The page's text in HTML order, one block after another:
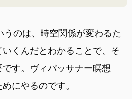
うのは、時空関係が変わるた
くんだとわかることで、そ
す。ヴィパッサナー瞑想
にやるのです。